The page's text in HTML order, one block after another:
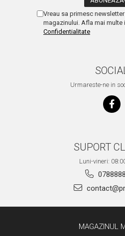
Vreau sa primesc
magazinului. Afla mai multe
Confidentialitate
Urmareste-ne in
SUPORT
Luni-vineri:
MAGAZINUL